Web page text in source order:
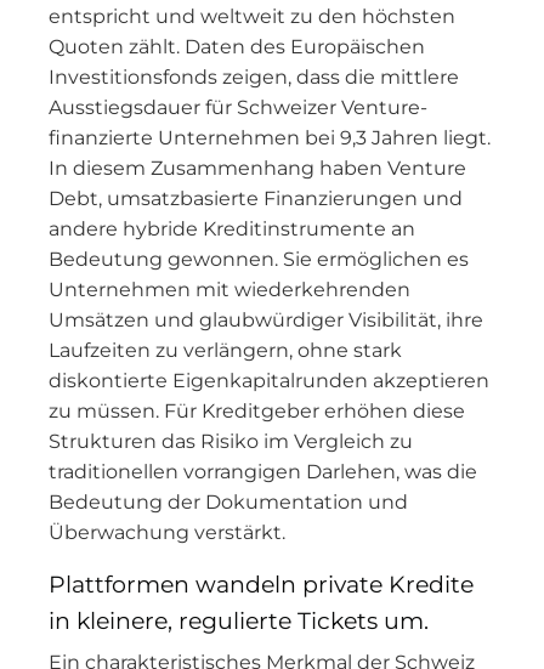
entspricht und weltweit zu den höchsten
Quoten zählt. Daten des Europäischen
Investitionsfonds zeigen, dass die mittlere
Ausstiegsdauer für Schweizer Venture-
finanzierte Unternehmen bei 9,3 Jahren liegt.
In diesem Zusammenhang haben Venture
Debt, umsatzbasierte Finanzierungen und
andere hybride Kreditinstrumente an
Bedeutung gewonnen. Sie ermöglichen es
Unternehmen mit wiederkehrenden
Umsätzen und glaubwürdiger Visibilität, ihre
Laufzeiten zu verlängern, ohne stark
diskontierte Eigenkapitalrunden akzeptieren
zu müssen. Für Kreditgeber erhöhen diese
Strukturen das Risiko im Vergleich zu
traditionellen vorrangigen Darlehen, was die
Bedeutung der Dokumentation und
Überwachung verstärkt.
Plattformen wandeln private Kredite
in kleinere, regulierte Tickets um.
Ein charakteristisches Merkmal der Schweiz